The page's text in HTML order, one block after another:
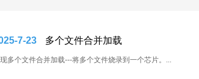
7-23 多个文件合并加载
多个文件合并加载---将多个文件烧录到一个芯片。...